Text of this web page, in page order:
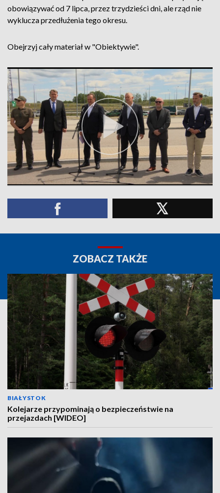
obowiązywać od 7 lipca, przez trzydzieści dni, ale rząd nie
wyklucza przedłużenia tego okresu.
Obejrzyj cały materiał w "Obiektywie".
ZOBACZ TAKŻE
BIAŁYSTOK
Kolejarze przypominają o bezpieczeństwie na
przejazdach [WIDEO]